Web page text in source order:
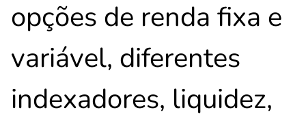
opções de renda fixa e
variável, diferentes
indexadores, liquidez,